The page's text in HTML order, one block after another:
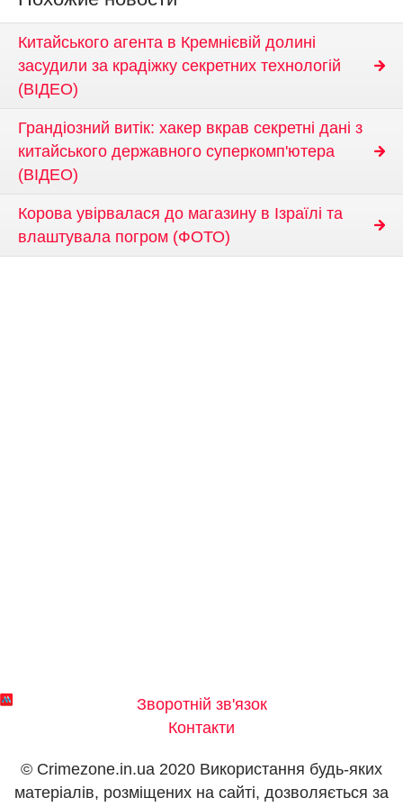
Китайського агента в Кремнієвій долині
засудили за крадіжку секретних технологій
(ВІДЕО)
Грандіозний витік: хакер вкрав секретні дані з
китайського державного суперкомп'ютера
(ВІДЕО)
Корова увірвалася до магазину в Ізраїлі та
влаштувала погром (ФОТО)
Зворотній зв'язок
Контакти
© Crimezone.in.ua 2020 Використання будь-яких
матеріалів, розміщених на сайті, дозволяється за